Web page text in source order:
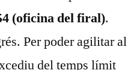
(oficina del firal).
Per poder agilitar al
del temps límit